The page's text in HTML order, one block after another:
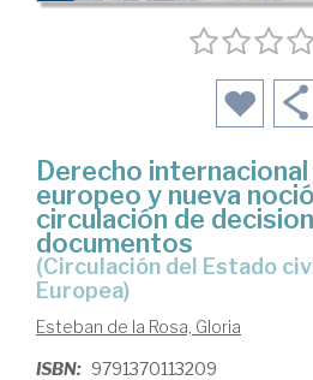
Derecho
europeo y nueva
circulación de
documentos
(Circulación del Estado civil en la Unión
Europea)
Esteban de la Rosa, Gloria
ISBN: 9791370113209